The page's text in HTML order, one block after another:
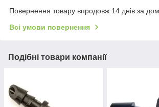
Повернення товару впродовж 14 днів за
Всі умови повернення
Подібні товари компанії